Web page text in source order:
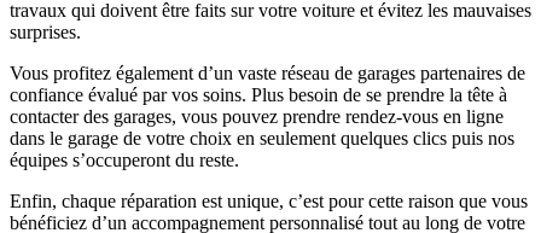
travaux qui doivent être faits sur votre voiture et évitez les mauvaises
surprises.
Vous profitez également d’un vaste réseau de garages partenaires de
confiance évalué par vos soins. Plus besoin de se prendre la tête à
contacter des garages, vous pouvez prendre rendez-vous en ligne
dans le garage de votre choix en seulement quelques clics puis nos
équipes s’occuperont du reste.
Enfin, chaque réparation est unique, c’est pour cette raison que vous
bénéficiez d’un accompagnement personnalisé tout au long de votre